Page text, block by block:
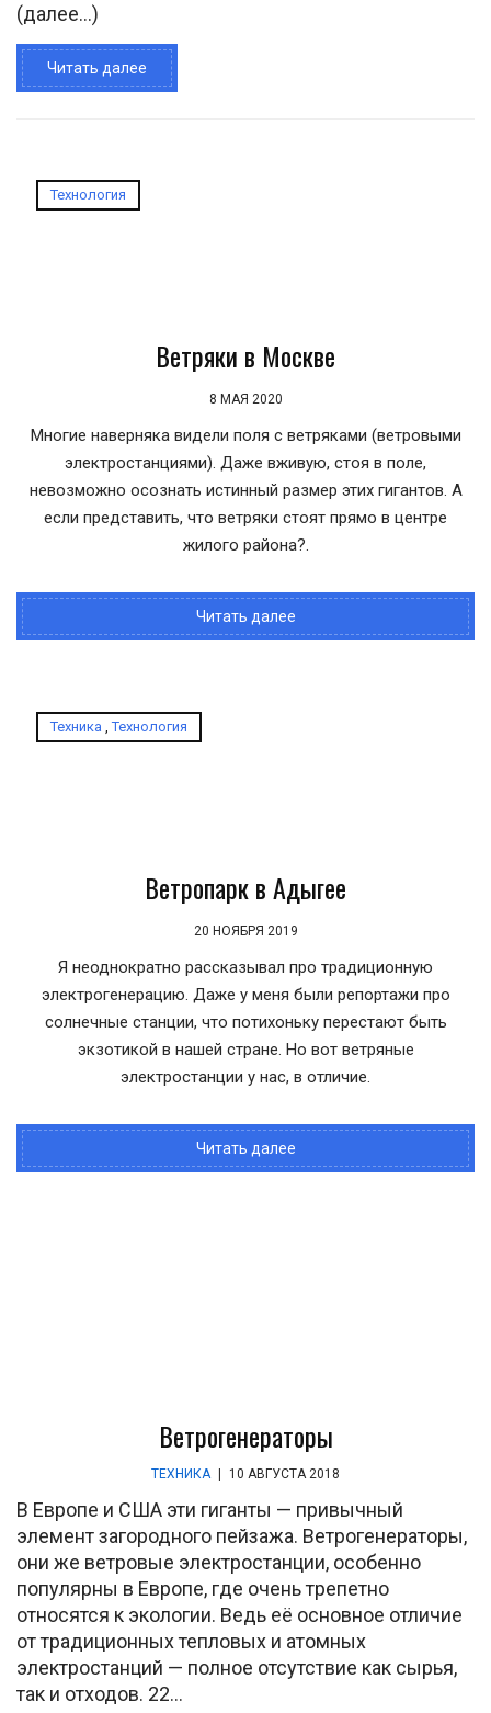
(далее…)
Читать далее
Технология
Ветряки в Москве
8 МАЯ 2020
Многие наверняка видели поля с ветряками (ветровыми
электростанциями). Даже вживую, стоя в поле,
невозможно осознать истинный размер этих гигантов. А
если представить, что ветряки стоят прямо в центре
жилого района?.
Читать далее
Техника ,Технология
Ветропарк в Адыгее
20 НОЯБРЯ 2019
Я неоднократно рассказывал про традиционную
электрогенерацию. Даже у меня были репортажи про
солнечные станции, что потихоньку перестают быть
экзотикой в нашей стране. Но вот ветряные
электростанции у нас, в отличие.
Читать далее
Ветрогенераторы
ТЕХНИКА | 10 АВГУСТА 2018
В Европе и США эти гиганты — привычный
элемент загородного пейзажа. Ветрогенераторы,
они же ветровые электростанции, особенно
популярны в Европе, где очень трепетно
относятся к экологии. Ведь её основное отличие
от традиционных тепловых и атомных
электростанций — полное отсутствие как сырья,
так и отходов. 22...